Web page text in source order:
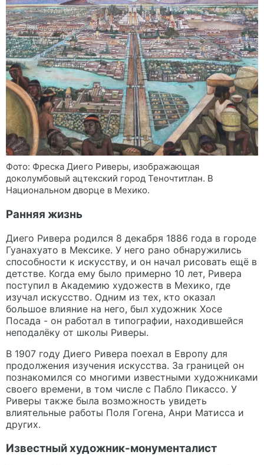
Фото: Фреска Диего Риверы, изображающая
доколумбовый ацтекский город Теночтитлан. В
Национальном дворце в Мехико.
Ранняя жизнь
Диего Ривера родился 8 декабря 1886 года в городе
Гуанахуато в Мексике. У него рано обнаружились
способности к искусству, и он начал рисовать ещё в
детстве. Когда ему было примерно 10 лет, Ривера
поступил в Академию художеств в Мехико, где
изучал искусство. Одним из тех, кто оказал
большое влияние на него, был художник Хосе
Посада - он работал в типографии, находившейся
неподалёку от школы Риверы.
В 1907 году Диего Ривера поехал в Европу для
продолжения изучения искусства. За границей он
познакомился со многими известными художниками
своего времени, в том числе с Пабло Пикассо. У
Риверы также была возможность увидеть
влиятельные работы Поля Гогена, Анри Матисса и
других.
Известный художник-монументалист